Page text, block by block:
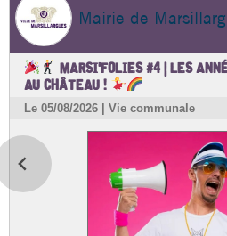
Mairie de
MARSI'FOLIES #4 | LES
AU CHÂTEAU !
Le 05/08/2026 | Vie communale